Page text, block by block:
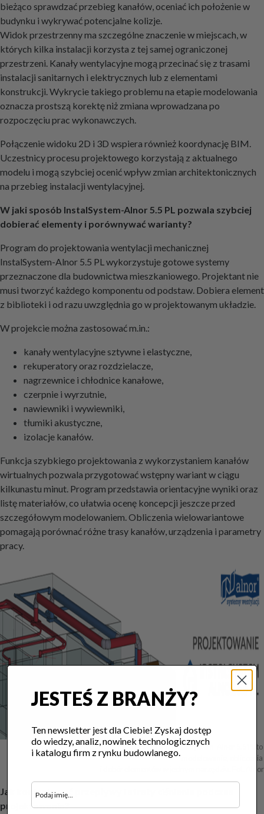
bieżąco sprawdzać przebieg kanałów, oceniać ich położenie w
budynku i wykrywać potencjalne kolizje.
Widok przestrzenny ma szczególne znaczenie w miejscach, w
których kilka instalacji korzysta z tej samej ograniczonej
przestrzeni. Kanały wentylacyjne mogą przecinać się z trasami
instalacji sanitarnych i elektrycznych lub z elementami
konstrukcji. Wykrycie takiego problemu na etapie modelowania
oznacza prostszą korektę niż zmiana wprowadzana po
rozpoczęciu prac wykonawczych.
Połączenie widoku 2D i 3D wspiera również koordynację BIM.
Uczestnicy procesu projektowego korzystają z aktualnego
modelu i mogą szybciej ocenić wpływ zmian architektonicznych
na przebieg instalacji wentylacyjnej.
W jaki sposób InstalSystem-Alnor 5.5 PL pozwala szybciej
dobierać elementy i porównywać warianty?
Program do projektowania wentylacji mechanicznej
InstalSystem-Alnor 5.5 PL wykorzystuje gotowe systemy
przeznaczone dla budownictwa mieszkaniowego. Projektant nie
musi tworzyć każdego komponentu od podstaw. Dobiera element
z biblioteki i od razu uwzględnia go w projektowanym układzie.
W projekcie można zastosować m.in.:
kanały wentylacyjne sztywne i elastyczne,
rekuperatory oraz rozdzielacze,
nagrzewnice i chłodnice kanałowe,
czerpnie i wyrzutnie,
nawiewniki i wywiewniki,
tłumiki akustyczne,
izolacje kanałów.
Funkcja szybkiego projektowania z wykorzystaniem kanałów
wirtualnych pozwala przygotować wstępny wariant w ciągu
kilkunastu minut. Program przedstawia orientacyjne wyniki oraz
listę materiałów, co ułatwia ocenę koncepcji jeszcze przed
szczegółowym modelowaniem. Obliczenia wielowariantowe
pomagają porównać różne trasy kanałów, urządzenia i parametry
pracy.
Projektowanie wentylacji mechanicznej w InstalSystem-Alnor 5.5 PL to
modelowanie, obliczenia
i dobór elementów w jednym narzędziu. Fot. Alnor
Jak kontrolować przepływy i straty ciśnienia podczas
projektowania?
JESTEŚ Z BRANŻY?
Ten newsletter jest dla Ciebie! Zyskaj dostęp
do wiedzy, analiz, nowinek technologicznych
i katalogu firm z rynku budowlanego.